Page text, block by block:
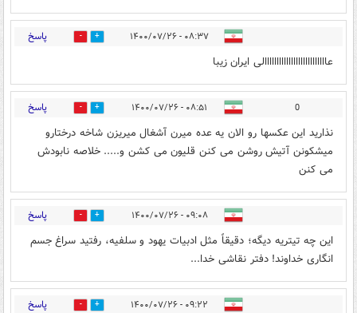
۰۸:۳۷ - ۱۴۰۰/۰۷/۲۶ 21 پاسخ
عاااااااااااااااااااااااااالی ایران زیبا
0 ۰۸:۵۱ - ۱۴۰۰/۰۷/۲۶ 0 پاسخ
نذارید این عکسها رو الان یه عده میرن آشغال میریزن شاخه درختارو
میشکونن آتیش روشن می کنن قلیون می کشن و..... خلاصه نابودش
می کنن
۰۹:۰۸ - ۱۴۰۰/۰۷/۲۶ 2 پاسخ
این چه تیتریه دیگه؛ دقیقاً مثل ادبیات یهود و سلفیه، رفتید سراغ جسم
انگاری خداوند! دفتر نقاشی خدا...
۰۹:۲۲ - ۱۴۰۰/۰۷/۲۶ 1 پاسخ